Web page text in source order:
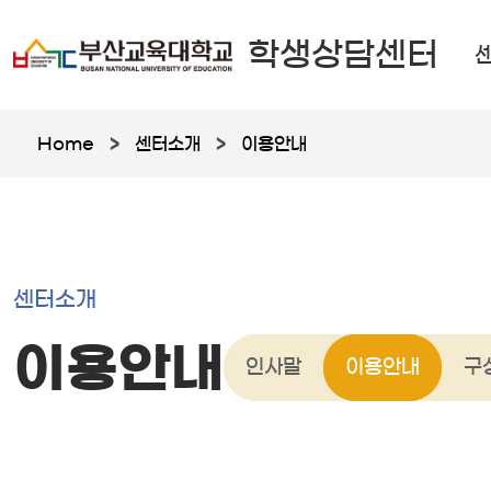
학생상담센터
Home > 센터소개 > 이용안내
센터소개
이용안내 인사말 이용안내 구